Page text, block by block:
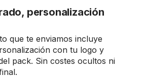
personalización
que te enviamos incluye
con tu logo y
pack. Sin costes ocultos ni